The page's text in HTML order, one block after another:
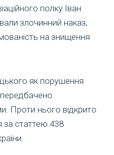
полку Іван
злочинний наказ,
на знищення
як порушення
передбачено
Проти нього відкрито
за статтею 438